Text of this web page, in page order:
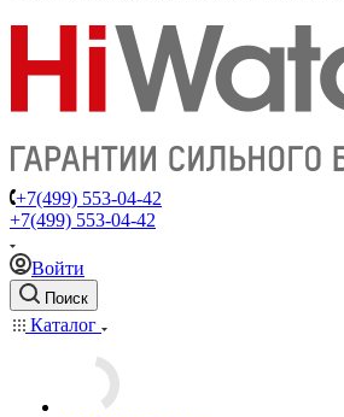
+7(499) 553-04-42
+7(499) 553-04-42
Войти
Поиск
Каталог